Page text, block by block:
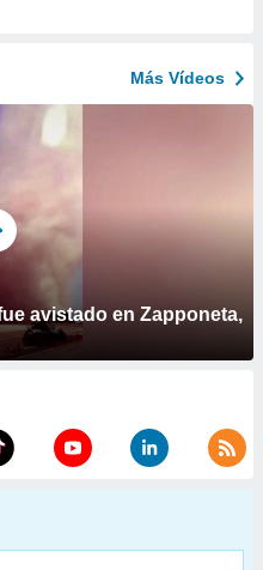
Más Vídeos
avistado en Zapponeta,